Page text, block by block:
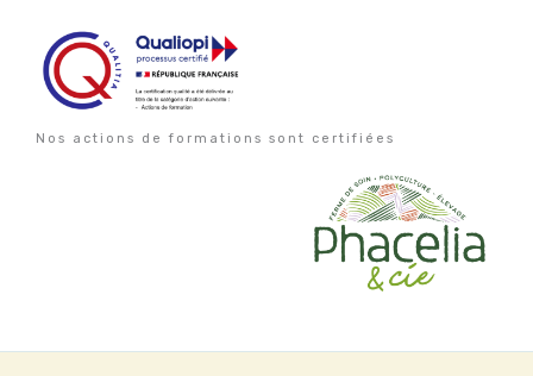
Nos actions de formations sont certifiées